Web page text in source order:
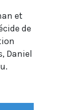
et
de
Daniel